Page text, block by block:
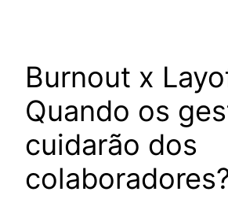
Burnout x
Quando os
cuidarão dos